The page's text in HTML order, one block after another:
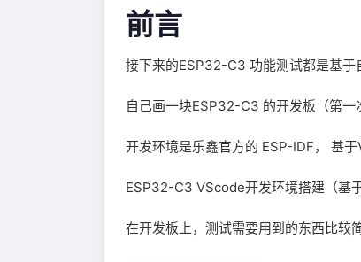
前言
接下来的ESP32-C3 功能测试都是基于
自己画一块ESP32-C3 的开发板（第一
开发环境是乐鑫官方的 ESP-IDF， 基于
ESP32-C3 VScode开发环境搭建（基
在开发板上，测试需要用到的东西比较